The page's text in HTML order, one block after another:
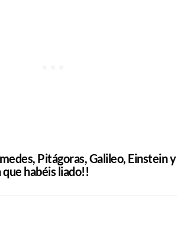
Pitágoras, Galileo, Einstein y
que habéis liado!!